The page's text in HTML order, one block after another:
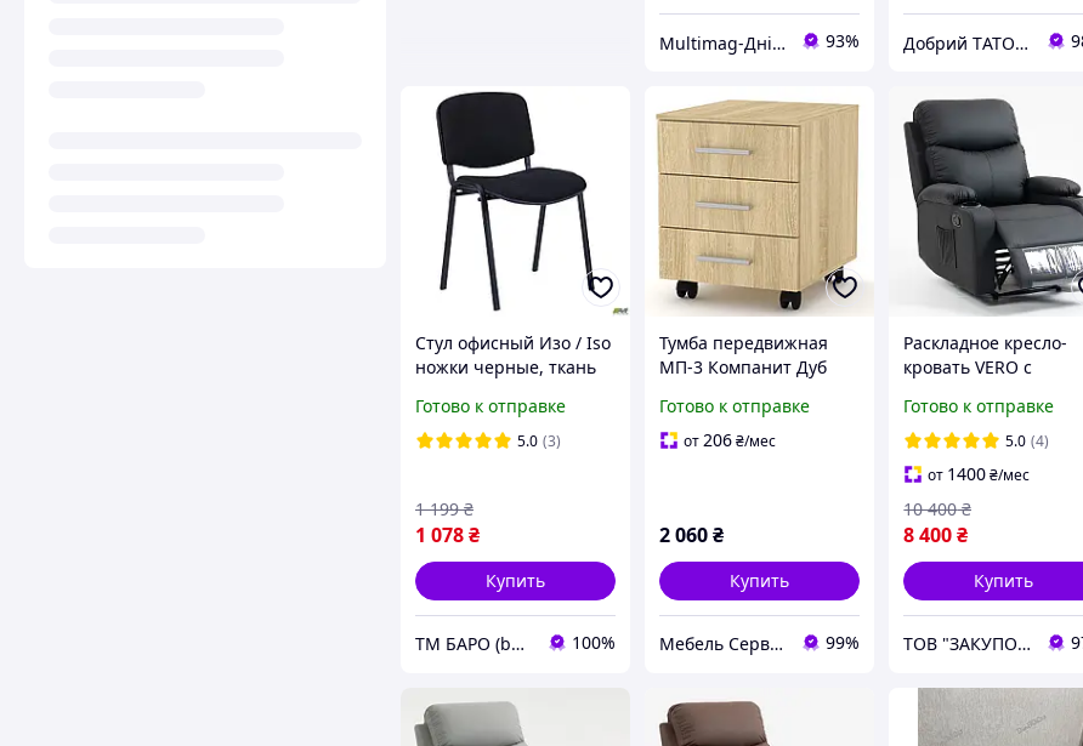
Multimag-Дніпро 93% Добрий TАТО🥇
Стул офисный Изо / Iso
ножки черные, ткань
посетителей,
персонала
Готово к отправке
5.0 (3)
1 078₴
1 199 ₴
Купить
ТМ БАРО (baro.ua) 100%
Тумба передвижная
МП-3 Компанит Дуб
см
Готово к отправке
от206₴/мес
2 060₴
Купить
Мебель Сервис 99%
Раскладное кресло-
кровать VERO с
Чёрный
Готово к отправке
5.0 (4)
от 1400₴/мес
8 400₴
10 400 ₴
Купить
ТОВ "ЗАКУПОЛЬ"